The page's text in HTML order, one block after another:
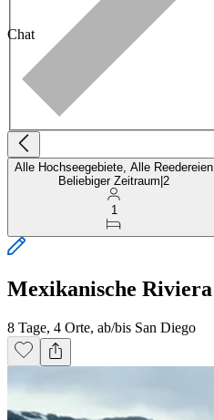
Chat
Alle Hochseegebiete, Alle Reedereien
Beliebiger Zeitraum 2
1
Mexikanische Riviera
8 Tage, 4 Orte, ab/bis San Diego